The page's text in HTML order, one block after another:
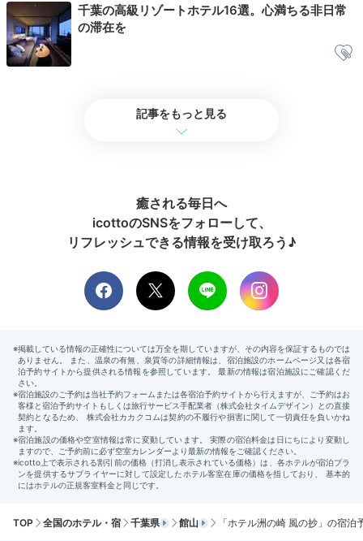
Morning
07:40
迫力の光景で目覚める
迫力と勇ましさに思わず声が出てしまうほど！
Morning
08:00
きらめく朝の海とともに
ほっこり優しい和の朝食
千葉の高級リゾートホテル16選。心満ちる非日常
の滞在を
記事をもっと見る
癒される毎日へ
icottoのSNSをフォローして、
リフレッシュできる情報を受け取ろう♪
TOP 全国のホテル・宿 千葉県 館山 「ホテル洲の崎 風の抄」の宿泊